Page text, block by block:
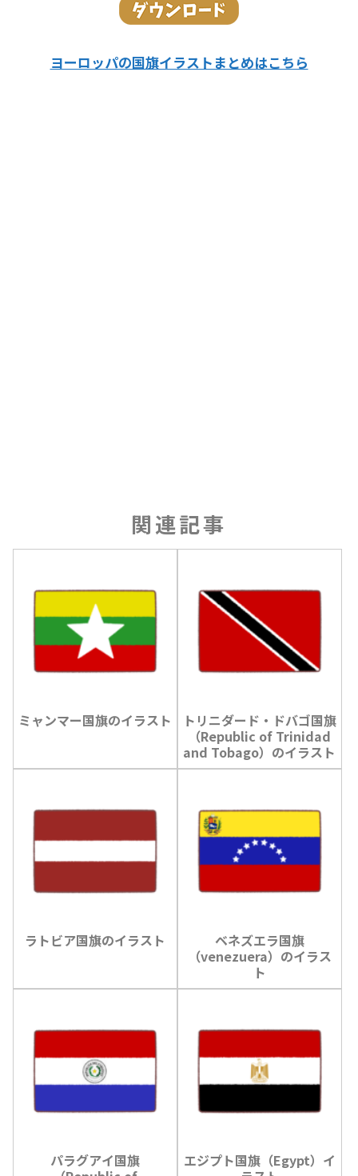
ヨーロッパの国旗イラストまとめはこちら
関連記事
ミャンマー国旗のイラスト
トリニダード・ドバゴ国旗
（Republic of Trinidad
and Tobago）のイラスト
ラトビア国旗のイラスト
ベネズエラ国旗
（venezuera）のイラス
ト
パラグアイ国旗
エジプト国旗（Egypt）イ